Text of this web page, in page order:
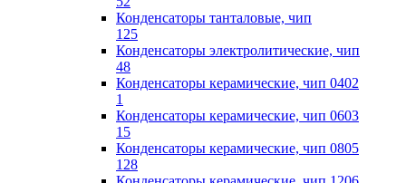
Конденсаторы танталовые, чип
125
Конденсаторы электролитические, чип
48
Конденсаторы керамические, чип 0402
1
Конденсаторы керамические, чип 0603
15
Конденсаторы керамические, чип 0805
128